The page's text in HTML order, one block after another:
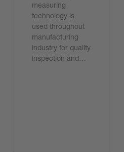
measuring
technology is
used throughout
manufacturing
industry for quality
inspection and…